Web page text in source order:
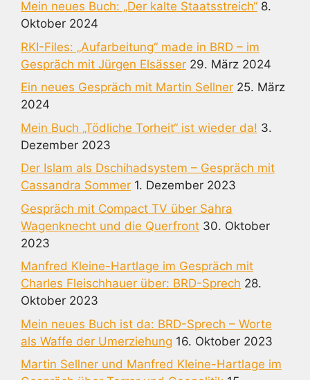
Mein neues Buch: „Der kalte Staatsstreich“ 8.
Oktober 2024
RKI-Files: „Aufarbeitung“ made in BRD – im
Gespräch mit Jürgen Elsässer 29. März 2024
Ein neues Gespräch mit Martin Sellner 25. März
2024
Mein Buch „Tödliche Torheit“ ist wieder da! 3.
Dezember 2023
Der Islam als Dschihadsystem – Gespräch mit
Cassandra Sommer 1. Dezember 2023
Gespräch mit Compact TV über Sahra
Wagenknecht und die Querfront 30. Oktober
2023
Manfred Kleine-Hartlage im Gespräch mit
Charles Fleischhauer über: BRD-Sprech 28.
Oktober 2023
Mein neues Buch ist da: BRD-Sprech – Worte
als Waffe der Umerziehung 16. Oktober 2023
Martin Sellner und Manfred Kleine-Hartlage im